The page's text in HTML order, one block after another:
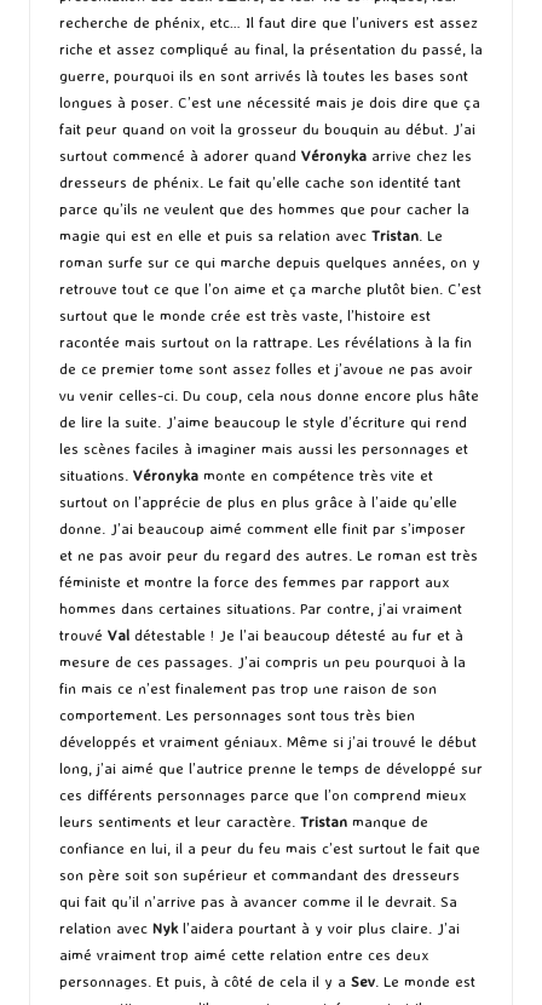
recherche de phénix, etc… Il faut dire que l’univers est assez
riche et assez compliqué au final, la présentation du passé, la
guerre, pourquoi ils en sont arrivés là toutes les bases sont
longues à poser. C’est une nécessité mais je dois dire que ça
fait peur quand on voit la grosseur du bouquin au début. J’ai
surtout commencé à adorer quand Véronyka arrive chez les
dresseurs de phénix. Le fait qu’elle cache son identité tant
parce qu’ils ne veulent que des hommes que pour cacher la
magie qui est en elle et puis sa relation avec Tristan. Le
roman surfe sur ce qui marche depuis quelques années, on y
retrouve tout ce que l’on aime et ça marche plutôt bien. C’est
surtout que le monde crée est très vaste, l’histoire est
racontée mais surtout on la rattrape. Les révélations à la fin
de ce premier tome sont assez folles et j’avoue ne pas avoir
vu venir celles-ci. Du coup, cela nous donne encore plus hâte
de lire la suite. J’aime beaucoup le style d’écriture qui rend
les scènes faciles à imaginer mais aussi les personnages et
situations. Véronyka monte en compétence très vite et
surtout on l’apprécie de plus en plus grâce à l’aide qu’elle
donne. J’ai beaucoup aimé comment elle finit par s’imposer
et ne pas avoir peur du regard des autres. Le roman est très
féministe et montre la force des femmes par rapport aux
hommes dans certaines situations. Par contre, j’ai vraiment
trouvé Val détestable ! Je l’ai beaucoup détesté au fur et à
mesure de ces passages. J’ai compris un peu pourquoi à la
fin mais ce n’est finalement pas trop une raison de son
comportement. Les personnages sont tous très bien
développés et vraiment géniaux. Même si j’ai trouvé le début
long, j’ai aimé que l’autrice prenne le temps de développé sur
ces différents personnages parce que l’on comprend mieux
leurs sentiments et leur caractère. Tristan manque de
confiance en lui, il a peur du feu mais c’est surtout le fait que
son père soit son supérieur et commandant des dresseurs
qui fait qu’il n’arrive pas à avancer comme il le devrait. Sa
relation avec Nykl’aidera pourtant à y voir plus claire. J’ai
aimé vraiment trop aimé cette relation entre ces deux
personnages. Et puis, à côté de cela il y a Sev. Le monde est